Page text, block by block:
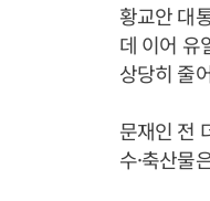
황교안 대
데 이어 유
상당히 줄
문재인 전
수·축산물